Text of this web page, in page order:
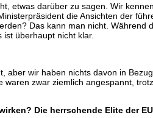
etwas darüber zu sagen. Wir
die Ansichten der
Das kann man nicht.
überhaupt nicht klar.
wir haben nichts davon in
zwar ziemlich angespannt,
Die herrschende Elite der